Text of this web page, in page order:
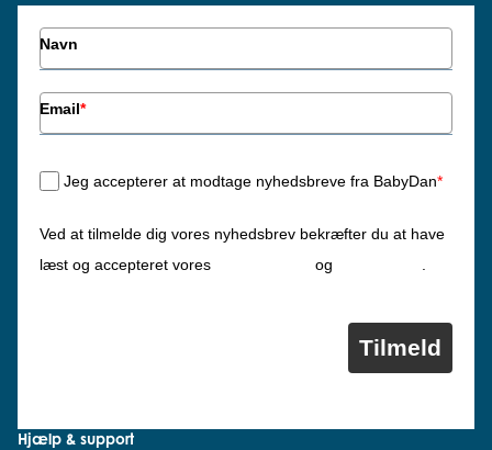
Navn
Email*
Jeg accepterer at modtage nyhedsbreve fra BabyDan*
Ved at tilmelde dig vores nyhedsbrev bekræfter du at have
læst og accepteret vores
og
Tilmeld
Hjælp & support